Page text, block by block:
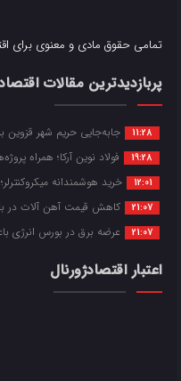
تمامی حقوق مادی و معنوی برای
پربازدیدترین مقالات
11:28 جابه‌جایی حریم شهر قزوین
19:28 فولاد نوین آرکا؛ همراه
12:01 خرید هوشمندانه
21:07 کاهش قیمت آهن آلات در
21:07 عرضه برق در بورس انرژی
اعتبار اقتصادژورنال